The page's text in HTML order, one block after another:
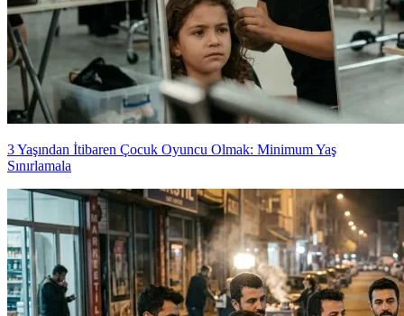
3 Yaşından İtibaren Çocuk Oyuncu Olmak: Minimum Yaş
Sınırlamala